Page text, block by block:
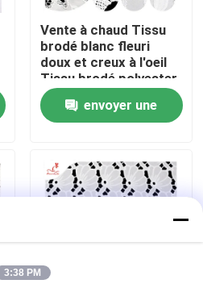
Vente à chaud Tissu
brodé blanc fleuri
doux et creux à l'oeil
Tissu brodé polyester
envoyer une
3:38 PM